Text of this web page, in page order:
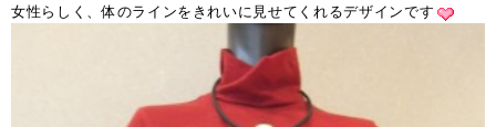
女性らしく、体のラインをきれいに見せてくれるデザインです